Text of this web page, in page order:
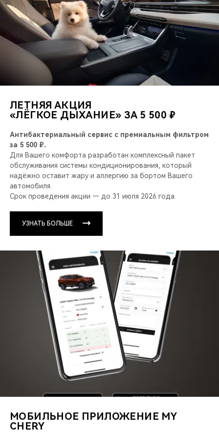
ЛЕТНЯЯ АКЦИЯ
«ЛЁГКОЕ ДЫХАНИЕ» ЗА 5 500 ₽
Антибактериальный сервис с премиальным фильтром
за 5 500 ₽.
Для Вашего комфорта разработан комплексный пакет
обслуживания системы кондиционирования, который
надёжно оставит жару и аллергию за бортом Вашего
автомобиля.
Срок проведения акции — до 31 июля 2026 года.
УЗНАТЬ БОЛЬШЕ
МОБИЛЬНОЕ ПРИЛОЖЕНИЕ MY
CHERY